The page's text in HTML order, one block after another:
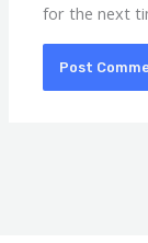
for the next